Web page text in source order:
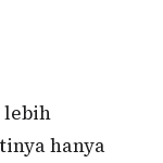
lebih
hanya